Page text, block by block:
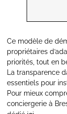
Ce modèle de
propriétaires
priorités, tout en
La transparence
essentiels pour
Pour mieux
conciergerie à